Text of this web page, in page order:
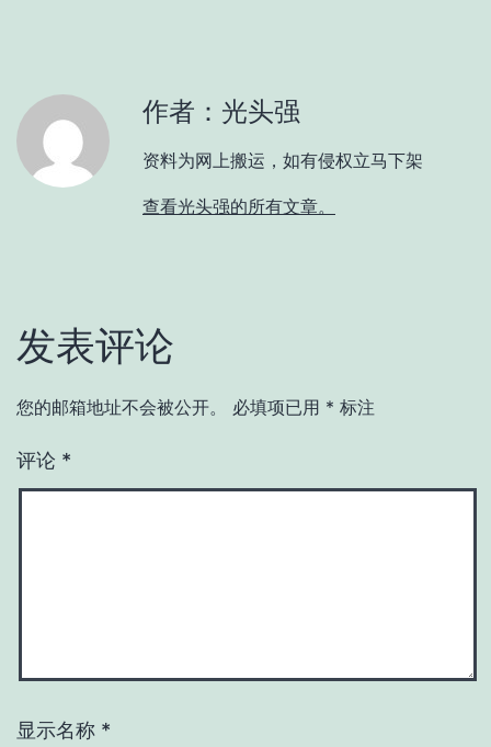
作者：光头强
资料为网上搬运，如有侵权立马下架
查看光头强的所有文章。
发表评论
您的邮箱地址不会被公开。 必填项已用 * 标注
评论 *
显示名称 *